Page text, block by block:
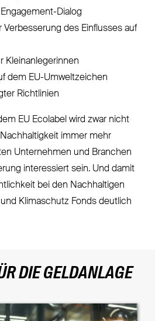
Dialog
Verbesserung des Einflusses auf
Kleinanlegerinnen
dem EU-Umweltzeichen
Richtlinien
EU Ecolabel wird zwar nicht
immer mehr
Unternehmen und Branchen
interessiert sein. Und damit
bei den Nachhaltigen
Klimaschutz Fonds deutlich
DIE GELDANLAGE